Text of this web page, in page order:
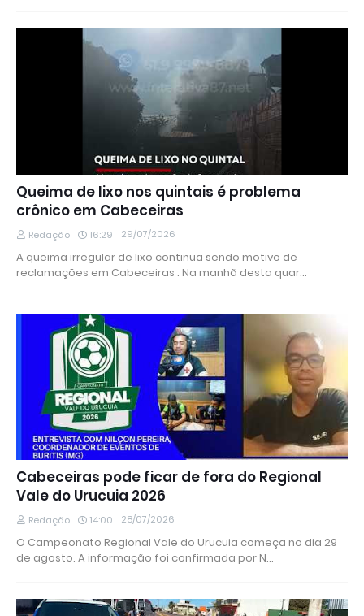
Queima de lixo nos quintais é problema
crônico em Cabeceiras
Redação 16:29 29/07/2026
A queima irregular de lixo continua sendo motivo de
reclamações em Cabeceiras . Na manhã desta quar…
Cabeceiras pode ficar de fora do Regional
Vale do Urucuia 2026
Redação 14:00 28/07/2026
O Campeonato Regional Vale do Urucuia começa no dia 29
de agosto. A informação foi confirmada por N…